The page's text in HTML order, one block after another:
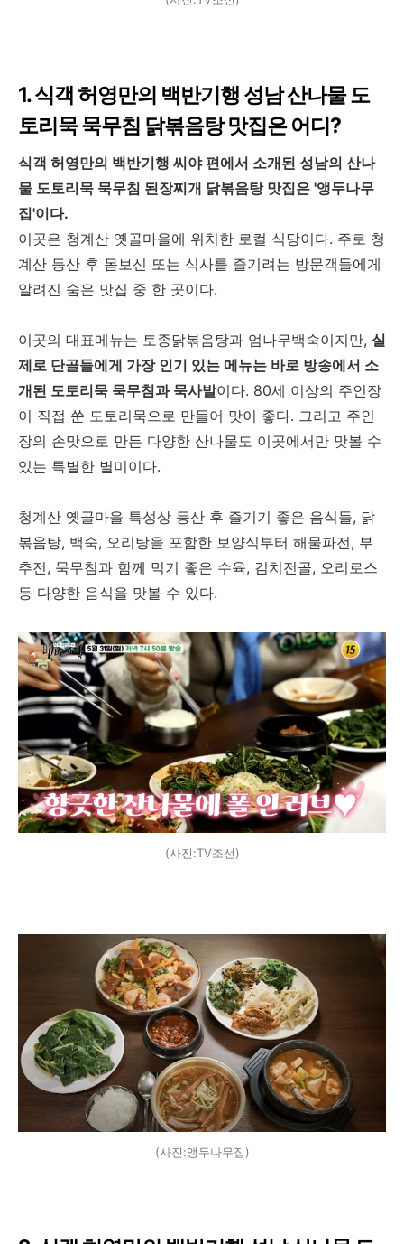
1. 식객 허영만의 백반기행 성남 산나물 도
토리묵 묵무침 닭볶음탕 맛집은 어디?
식객 허영만의 백반기행 씨야 편에서 소개된 성남의 산나
물 도토리묵 묵무침 된장찌개 닭볶음탕 맛집은 '앵두나무
집'이다.
이곳은 청계산 옛골마을에 위치한 로컬 식당이다. 주로 청
계산 등산 후 몸보신 또는 식사를 즐기려는 방문객들에게
알려진 숨은 맛집 중 한 곳이다.
이곳의 대표메뉴는 토종닭볶음탕과 엄나무백숙이지만, 실
제로 단골들에게 가장 인기 있는 메뉴는 바로 방송에서 소
개된 도토리묵 묵무침과 묵사발이다. 80세 이상의 주인장
이 직접 쑨 도토리묵으로 만들어 맛이 좋다. 그리고 주인
장의 손맛으로 만든 다양한 산나물도 이곳에서만 맛볼 수
있는 특별한 별미이다.
청계산 옛골마을 특성상 등산 후 즐기기 좋은 음식들, 닭
볶음탕, 백숙, 오리탕을 포함한 보양식부터 해물파전, 부
추전, 묵무침과 함께 먹기 좋은 수육, 김치전골, 오리로스
등 다양한 음식을 맛볼 수 있다.
(사진:TV조선)
(사진:앵두나무집)